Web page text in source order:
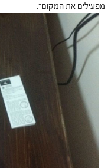
מפעילים את המקום".